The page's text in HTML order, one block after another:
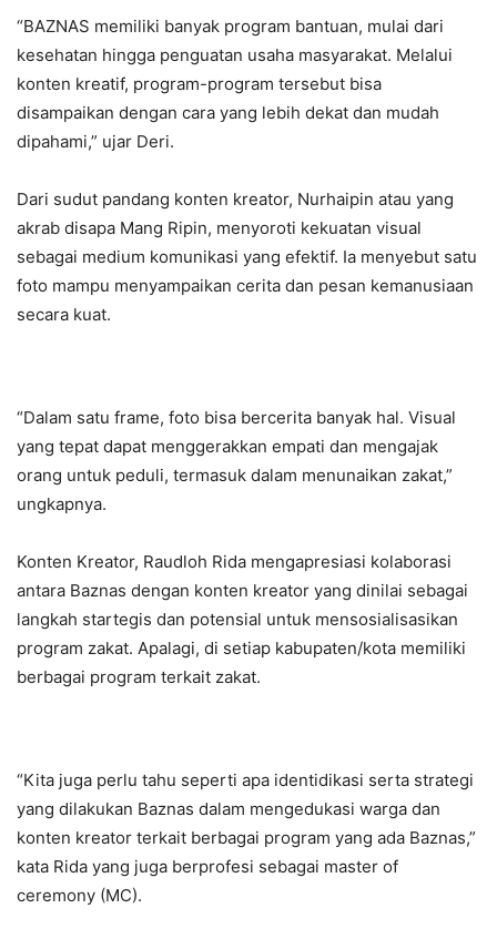
“BAZNAS memiliki banyak program bantuan, mulai dari
kesehatan hingga penguatan usaha masyarakat. Melalui
konten kreatif, program-program tersebut bisa
disampaikan dengan cara yang lebih dekat dan mudah
dipahami,” ujar Deri.
Dari sudut pandang konten kreator, Nurhaipin atau yang
akrab disapa Mang Ripin, menyoroti kekuatan visual
sebagai medium komunikasi yang efektif. Ia menyebut satu
foto mampu menyampaikan cerita dan pesan kemanusiaan
secara kuat.
“Dalam satu frame, foto bisa bercerita banyak hal. Visual
yang tepat dapat menggerakkan empati dan mengajak
orang untuk peduli, termasuk dalam menunaikan zakat,”
ungkapnya.
Konten Kreator, Raudloh Rida mengapresiasi kolaborasi
antara Baznas dengan konten kreator yang dinilai sebagai
langkah startegis dan potensial untuk mensosialisasikan
program zakat. Apalagi, di setiap kabupaten/kota memiliki
berbagai program terkait zakat.
“Kita juga perlu tahu seperti apa identidikasi serta strategi
yang dilakukan Baznas dalam mengedukasi warga dan
konten kreator terkait berbagai program yang ada Baznas,”
kata Rida yang juga berprofesi sebagai master of
ceremony (MC).